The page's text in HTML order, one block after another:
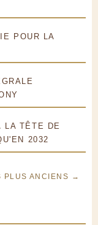
POUR LA
LA TÊTE DE
2032
PLUS ANCIENS →